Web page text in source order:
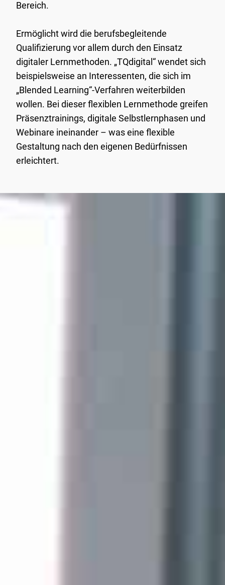
Bereich.
Ermöglicht wird die berufsbegleitende
Qualifizierung vor allem durch den Einsatz
digitaler Lernmethoden. „TQdigital“ wendet sich
beispielsweise an Interessenten, die sich im
„Blended Learning“-Verfahren weiterbilden
wollen. Bei dieser flexiblen Lernmethode greifen
Präsenztrainings, digitale Selbstlernphasen und
Webinare ineinander – was eine flexible
Gestaltung nach den eigenen Bedürfnissen
erleichtert.